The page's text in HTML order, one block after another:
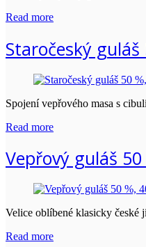
Read more
Staročeský guláš
Spojení vepřového masa s
Read more
Vepřový guláš 50
Velice oblíbené klasicky české
Read more